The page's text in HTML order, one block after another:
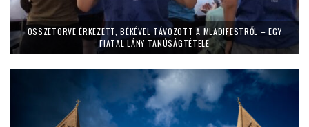
ÖSSZETÖRVE ÉRKEZETT, BÉKÉVEL TÁVOZOTT A MLADIFESTRŐL – EGY
FIATAL LÁNY TANÚSÁGTÉTELE